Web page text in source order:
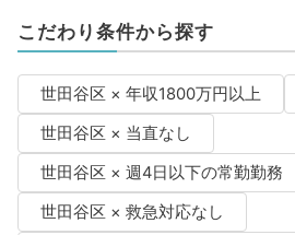
こだわり条件から探す
世田谷区 × 年収1800万円以上
世田谷区 × 当直なし
世田谷区 × 週4日以下の常勤勤務
世田谷区 × 救急対応なし